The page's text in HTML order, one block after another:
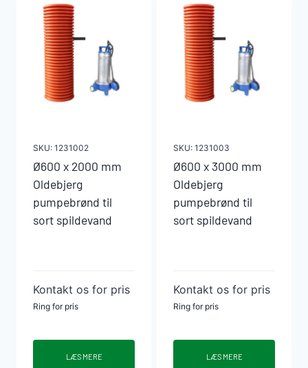
SKU: 1231002
Ø600 x 2000 mm
Oldebjerg
pumpebrønd til
sort spildevand
Kontakt os for pris
Ring for pris
LÆS MERE
SKU: 1231003
Ø600 x 3000 mm
Oldebjerg
pumpebrønd til
sort spildevand
Kontakt os for pris
Ring for pris
LÆS MERE